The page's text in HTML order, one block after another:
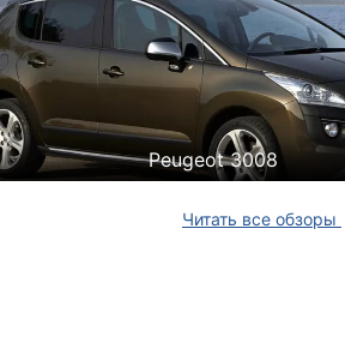
Peugeot 3008
Читать все обзоры